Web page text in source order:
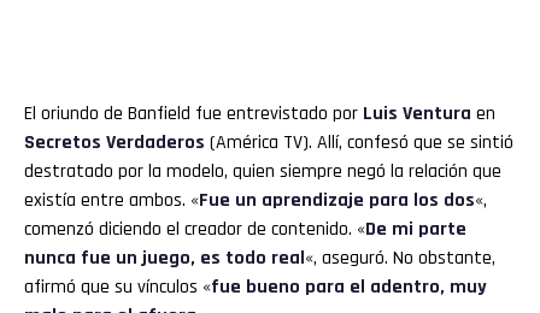
El oriundo de Banfield fue entrevistado por Luis Ventura en
Secretos Verdaderos (América TV). Allí, confesó que se sintió
destratado por la modelo, quien siempre negó la relación que
existía entre ambos. «Fue un aprendizaje para los dos«,
comenzó diciendo el creador de contenido. «De mi parte
nunca fue un juego, es todo real«, aseguró. No obstante,
afirmó que su vínculos «fue bueno para el adentro, muy